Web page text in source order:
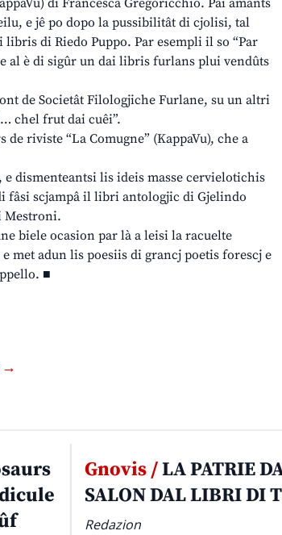
di Francesca Gregoricchio. Pai amants
e jê po dopo la pussibilitât di cjolisi, tal
di Riedo Puppo. Par esempli il so “Par
al è di sigûr un dai libris furlans plui vendûts
de Societât Filologjiche Furlane, su un altri
chel frut dai cuêi”.
riviste “La Comugne” (KappaVu), che a
dismenteantsi lis ideis masse cervielotichis
fâsi scjampâ il libri antologjic di Gjelindo
Mestroni.
biele ocasion par là a leisi la racuelte
met adun lis poesiis di grancj poetis forescj e
■
→
Gnovis /LA PATRIE
SALON DAL LIBRI DI
Redazion